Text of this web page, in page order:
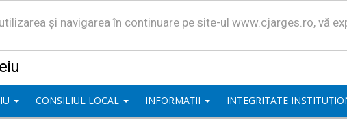
și navigarea în continuare pe site-ul www.cjarges.ro, vă
CONSILIUL LOCAL INFORMAȚII INTEGRITATE